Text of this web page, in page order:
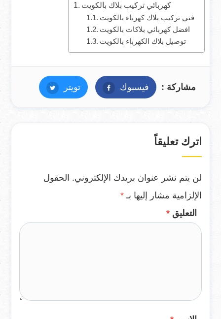
كهربائي تركيب بلاك بالكويت
فني تركيب بلاك كهرباء بالكويت
افضل كهربائي بلاكات بالكويت
توصيل بلاك الكهرباء بالكويت
مشاركة : فيسبوك فيسبوكتويتر تويتر
اترك تعليقاً
لن يتم نشر عنوان بريدك الإلكتروني. الحقول
الإلزامية مشار إليها بـ *
التعليق *